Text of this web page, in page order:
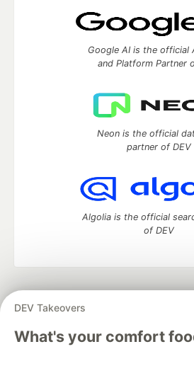
DEV Takeovers
What's your comfort
Google AI is the official
and Platform Partner
Neon is the official
partner of DEV
Algolia is the official
of DEV
development and manage your
DEV Education Tracks
DEV Help